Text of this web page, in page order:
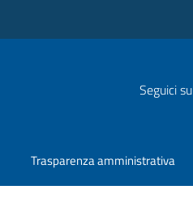
Seguici su
Trasparenza amministrativa